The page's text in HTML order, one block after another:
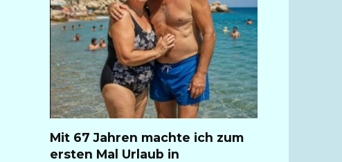
Mit 67 Jahren machte ich zum
ersten Mal Urlaub in